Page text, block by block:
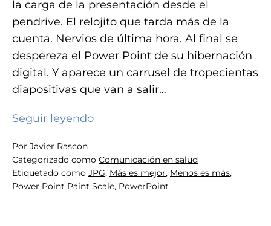
la carga de la presentación desde el
pendrive. El relojito que tarda más de la
cuenta. Nervios de última hora. Al final se
despereza el Power Point de su hibernación
digital. Y aparece un carrusel de tropecientas
diapositivas que van a salir…
Seguir leyendo10
dejar
de
Por Javier Rascon
Categorizado como Comunicación en salud
Etiquetado como JPG, Más es mejor, Menos es más,
Power Point Paint Scale, PowerPoint